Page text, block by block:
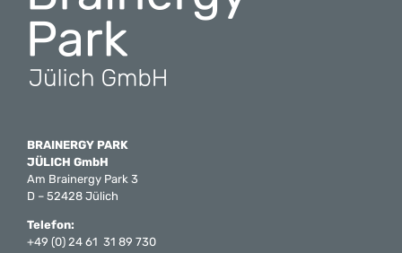
BRAINERGY PARK
JÜLICH GmbH
Am Brainergy Park 3
D – 52428 Jülich
Telefon:
+49 (0) 24 61 31 89 730